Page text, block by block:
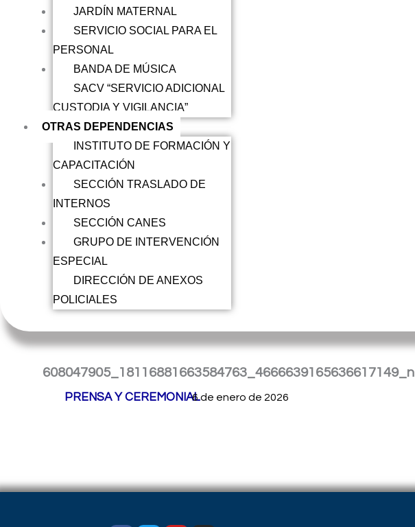
JARDÍN MATERNAL
SERVICIO SOCIAL PARA EL
PERSONAL
BANDA DE MÚSICA
SACV “SERVICIO ADICIONAL
CUSTODIA Y VIGILANCIA”
OTRAS DEPENDENCIAS
INSTITUTO DE FORMACIÓN Y
CAPACITACIÓN
SECCIÓN TRASLADO DE
INTERNOS
SECCIÓN CANES
GRUPO DE INTERVENCIÓN
ESPECIAL
DIRECCIÓN DE ANEXOS
POLICIALES
608047905_18116881663584763_4666639165636617149_n
PRENSA Y CEREMONIAL/
6 de enero de 2026